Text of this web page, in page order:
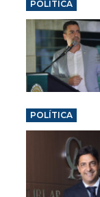
POLÍTICA
POLÍTICA